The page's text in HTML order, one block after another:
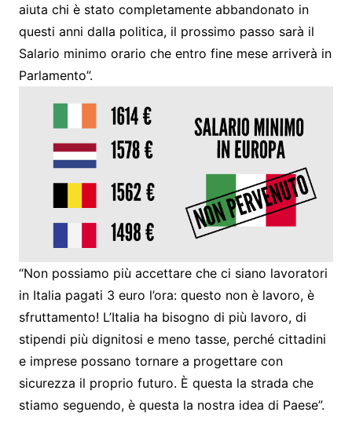
aiuta chi è stato completamente abbandonato in
questi anni dalla politica, il prossimo passo sarà il
Salario minimo orario che entro fine mese arriverà in
Parlamento”.
“Non possiamo più accettare che ci siano lavoratori
in Italia pagati 3 euro l’ora: questo non è lavoro, è
sfruttamento! L’Italia ha bisogno di più lavoro, di
stipendi più dignitosi e meno tasse, perché cittadini
e imprese possano tornare a progettare con
sicurezza il proprio futuro. È questa la strada che
stiamo seguendo, è questa la nostra idea di Paese”.